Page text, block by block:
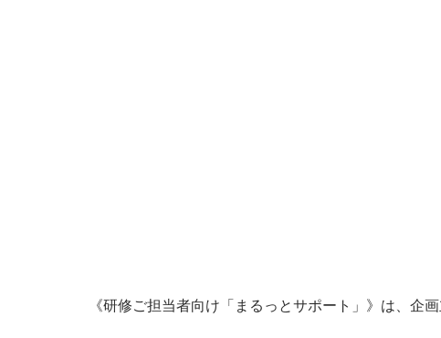
《研修ご担当者向け「まるっとサポート」》は、企